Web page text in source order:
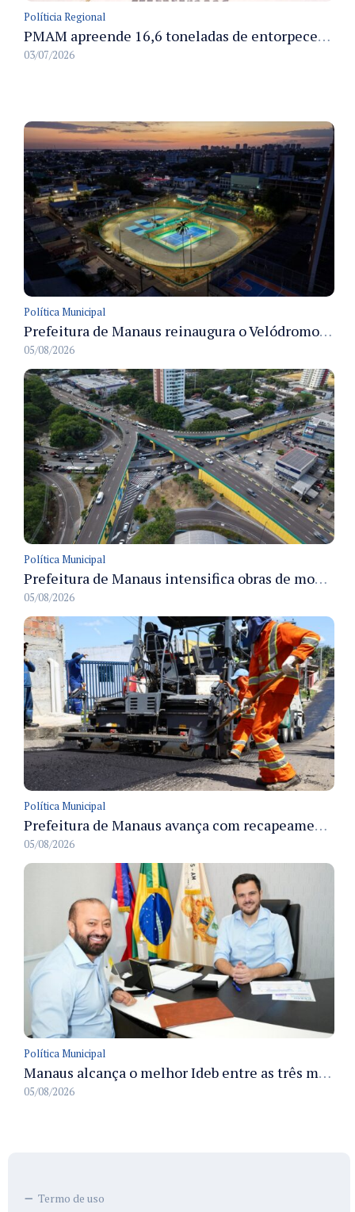
Políticia Regional
PMAM apreende 16,6 toneladas de entorpecentes e registra aumento nas prisões em flagrante e nas capturas de foragidos no primeiro semestre de 2026
03/07/2026
Política Municipal
Prefeitura de Manaus reinaugura o Velódromo Professora Alzira Campos e entrega espaço esportivo totalmente revitalizado
05/08/2026
Política Municipal
Prefeitura de Manaus intensifica obras de modernização no viaduto Miguel Arraes para ampliar segurança e acessibilidade na região
05/08/2026
Política Municipal
Prefeitura de Manaus avança com recapeamento no Parque Rio Solimões e cobre cerca de 30 ruas
05/08/2026
Política Municipal
Manaus alcança o melhor Ideb entre as três maiores redes municipais do país em 2025 com avanço na aprendizagem
05/08/2026
Termo de uso